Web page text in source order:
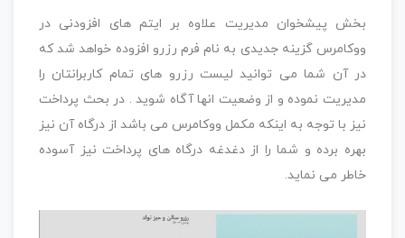
بخش پیشخوان مدیریت علاوه بر ایتم های افزودنی در
ووکامرس گزینه جدیدی به نام فرم رزرو افزوده خواهد شد که
در آن شما می توانید لیست رزرو های تمام کاربرانتان را
مدیریت نموده و از وضعیت انها آگاه شوید . در بحث پرداخت
نیز با توجه به اینکه مکمل ووکامرس می باشد از درگاه آن نیز
بهره برده و شما را از دغدغه درگاه های پرداخت نیز آسوده
خاطر می نماید.